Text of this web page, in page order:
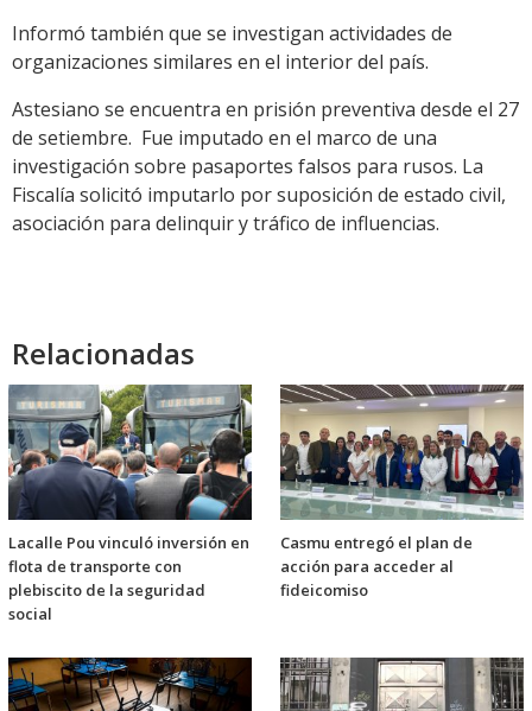
Informó también que se investigan actividades de
organizaciones similares en el interior del país.
Astesiano se encuentra en prisión preventiva desde el 27
de setiembre. Fue imputado en el marco de una
investigación sobre pasaportes falsos para rusos. La
Fiscalía solicitó imputarlo por suposición de estado civil,
asociación para delinquir y tráfico de influencias.
Relacionadas
Lacalle Pou vinculó inversión en
flota de transporte con
plebiscito de la seguridad
social
Casmu entregó el plan de
acción para acceder al
fideicomiso